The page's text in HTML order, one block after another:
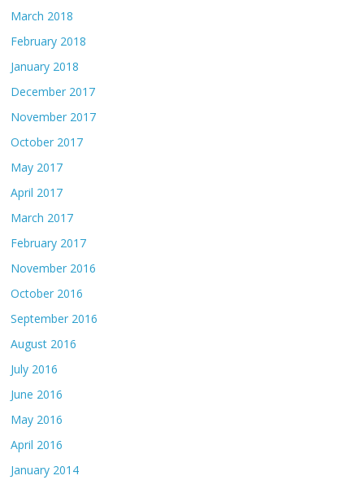
March 2018
February 2018
January 2018
December 2017
November 2017
October 2017
May 2017
April 2017
March 2017
February 2017
November 2016
October 2016
September 2016
August 2016
July 2016
June 2016
May 2016
April 2016
January 2014